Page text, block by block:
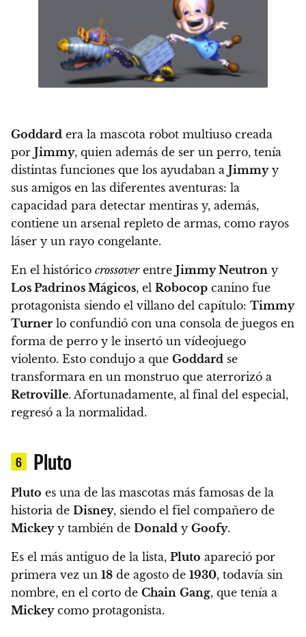
Goddard era la mascota robot multiuso creada
por Jimmy, quien además de ser un perro, tenía
distintas funciones que los ayudaban a Jimmyy
sus amigos en las diferentes aventuras: la
capacidad para detectar mentiras y, además,
contiene un arsenal repleto de armas, como rayos
láser y un rayo congelante.
En el histórico crossoverentre Jimmy Neutron y
Los Padrinos Mágicos, el Robocop canino fue
protagonista siendo el villano del capítulo: Timmy
Turner lo confundió con una consola de juegos en
forma de perro y le insertó un vídeojuego
violento. Esto condujo a que Goddard se
transformara en un monstruo que aterrorizó a
Retroville. Afortunadamente, al final del especial,
regresó a la normalidad.
6 Pluto
Pluto es una de las mascotas más famosas de la
historia de Disney, siendo el fiel compañero de
Mickeyy también de Donald y Goofy.
Es el más antiguo de la lista, Pluto apareció por
primera vez un 18 de agosto de 1930, todavía sin
nombre, en el corto de Chain Gang, que tenía a
Mickeycomo protagonista.